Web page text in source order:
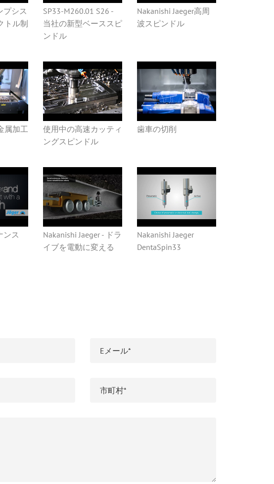
プシス
トル制
SP33-M260.01 S26 -
当社の新型ベーススピ
ンドル
Nakanishi Jaeger高周
波スピンドル
属加工
使用中の高速カッティ
ングスピンドル
歯車の切削
ンス
Nakanishi Jaeger - ドラ
イブを電動に変える
Nakanishi Jaeger
DentaSpin33